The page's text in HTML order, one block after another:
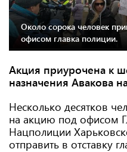
Около сорока человек
офисом главка полиции.
Акция приурочена к
назначения Авакова
Несколько десятков
на акцию под офисом
Нацполиции
отправить в отставку